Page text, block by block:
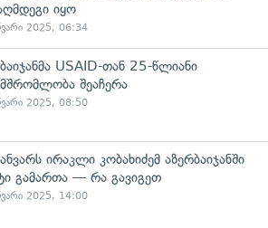
იყო
2025, 06:34
USAID-თან 25-წლიანი
შეაჩერა
2025, 08:50
ირაკლი კობახიძემ აზერბაიჯანში
გამართა — რა გავიგეთ
2025, 14:00